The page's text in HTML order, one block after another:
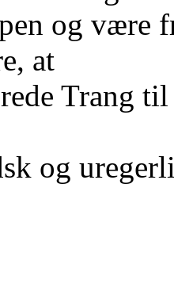
og være
at
Trang
og